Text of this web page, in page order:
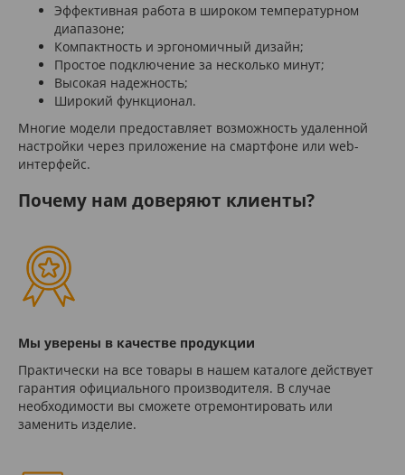
Эффективная работа в широком температурном
диапазоне;
Компактность и эргономичный дизайн;
Простое подключение за несколько минут;
Высокая надежность;
Широкий функционал.
Многие модели предоставляет возможность удаленной
настройки через приложение на смартфоне или web-
интерфейс.
Почему нам доверяют клиенты?
Мы уверены в качестве продукции
Практически на все товары в нашем каталоге действует
гарантия официального производителя. В случае
необходимости вы сможете отремонтировать или
заменить изделие.